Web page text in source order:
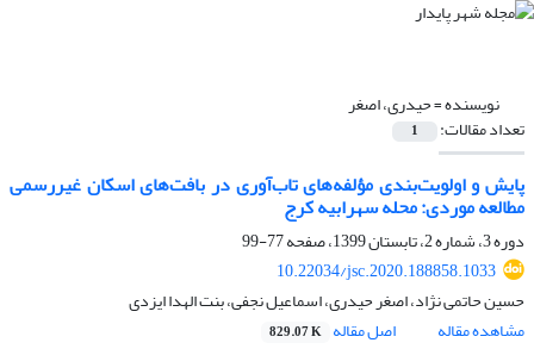
نویسنده =حیدری، اصغر
تعداد مقالات: 1
پایش و اولویت‌بندی مؤلفه‌های تاب‌آوری در بافت‌های اسکان غیررسمی
مطالعه موردی: محله سهرابیه کرج
دوره 3، شماره 2، تابستان 1399، صفحه
77-99
10.22034/jsc.2020.188858.1033
حسین حاتمی نژاد، اصغر حیدری، اسماعیل نجفی، بنت الهدا ایزدی
مشاهده مقاله
اصل مقاله 829.07 K